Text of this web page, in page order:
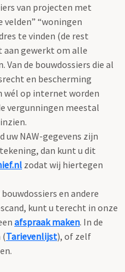
van projecten met
velden” “woningen
te vinden (de rest
aan gewerkt om alle
Van de bouwdossiers die al
en bescherming
wél op internet worden
vergunningen meestal
uw NAW-gegevens zijn
dan kunt u dit
zodat wij hiertegen
en andere
kunt u terecht in onze
afspraak maken. In de
(Tarievenlijst), of zelf